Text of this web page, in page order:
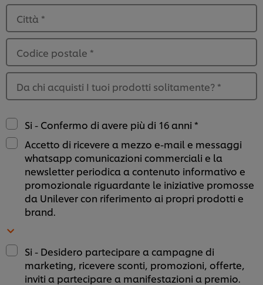
Città *
Codice postale *
Da chi acquisti I tuoi prodotti solitamente? *
Si - Confermo di avere più di 16 anni *
Accetto di ricevere a mezzo e-mail e messaggi
whatsapp comunicazioni commerciali e la
newsletter periodica a contenuto informativo e
promozionale riguardante le iniziative promosse
da Unilever con riferimento ai propri prodotti e
brand.
Si - Desidero partecipare a campagne di
marketing, ricevere sconti, promozioni, offerte,
inviti a partecipare a manifestazioni a premio.
Usiamo cookies e tecnologie simili – anche di terze
parti – per migliorare la tua esperienza online sul
nostro sito, beneficiare di alcune opportunità (come